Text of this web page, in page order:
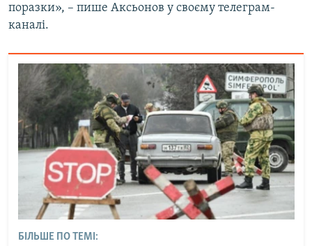
поразки», – пише Аксьонов у своєму телеграм-
каналі.
БІЛЬШЕ ПО ТЕМІ: